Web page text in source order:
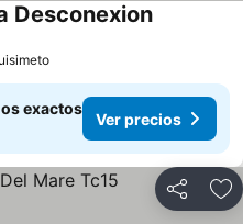
DesconexionVer
exactos
Ver precios
Compartir